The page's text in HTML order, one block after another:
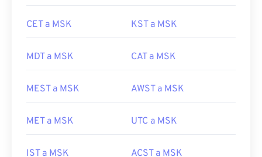
CET a MSK KST a MSK
MDT a MSK CAT a MSK
MEST a MSK AWST a MSK
MET a MSK UTC a MSK
IST a MSK ACST a MSK